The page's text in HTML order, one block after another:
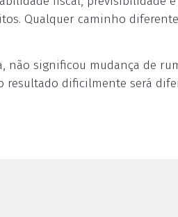
Qualquer caminho
não significou mudança de
resultado dificilmente será